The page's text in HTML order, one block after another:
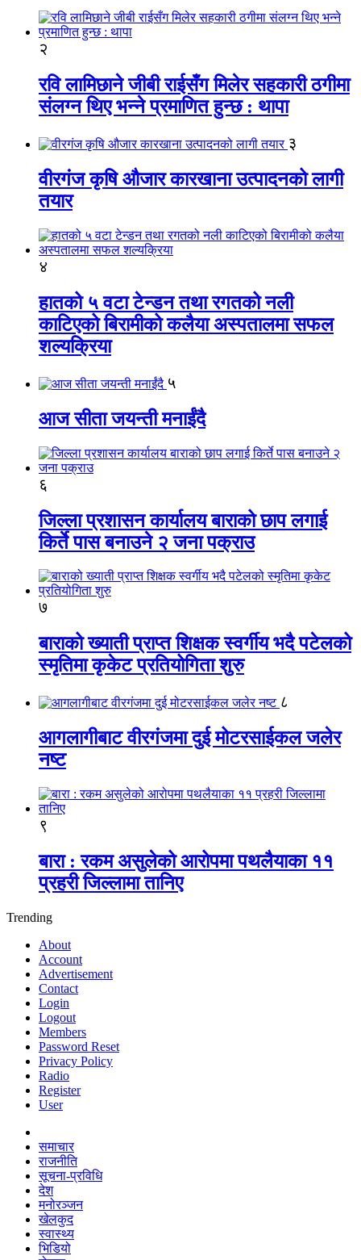
२
रवि लामिछाने जीबी राईसँग मिलेर सहकारी ठगीमा
संलग्न थिए भन्ने प्रमाणित हुन्छ : थापा
३
वीरगंज कृषि औजार कारखाना उत्पादनको लागी
तयार
४
हातको ५ वटा टेन्डन तथा रगतको नली
काटिएको बिरामीको कलैया अस्पतालमा सफल
शल्यक्रिया
५
आज सीता जयन्ती मनाईंदै
६
जिल्ला प्रशासन कार्यालय बाराको छाप लगाई
किर्ते पास बनाउने २ जना पक्राउ
७
बाराको ख्याती प्राप्त शिक्षक स्वर्गीय भदै पटेलको
स्मृतिमा कृकेट प्रतियोगिता शुरु
८
आगलागीबाट वीरगंजमा दुई मोटरसाईकल जलेर
नष्ट
९
बारा : रकम असुलेको आरोपमा पथलैयाका ११
प्रहरी जिल्लामा तानिए
Trending
About
Account
Advertisement
Contact
Login
Logout
Members
Password Reset
Privacy Policy
Radio
Register
User
समाचार
राजनीति
सूचना-प्रविधि
देश
मनोरञ्जन
खेलकुद
स्वास्थ्य
भिडियो